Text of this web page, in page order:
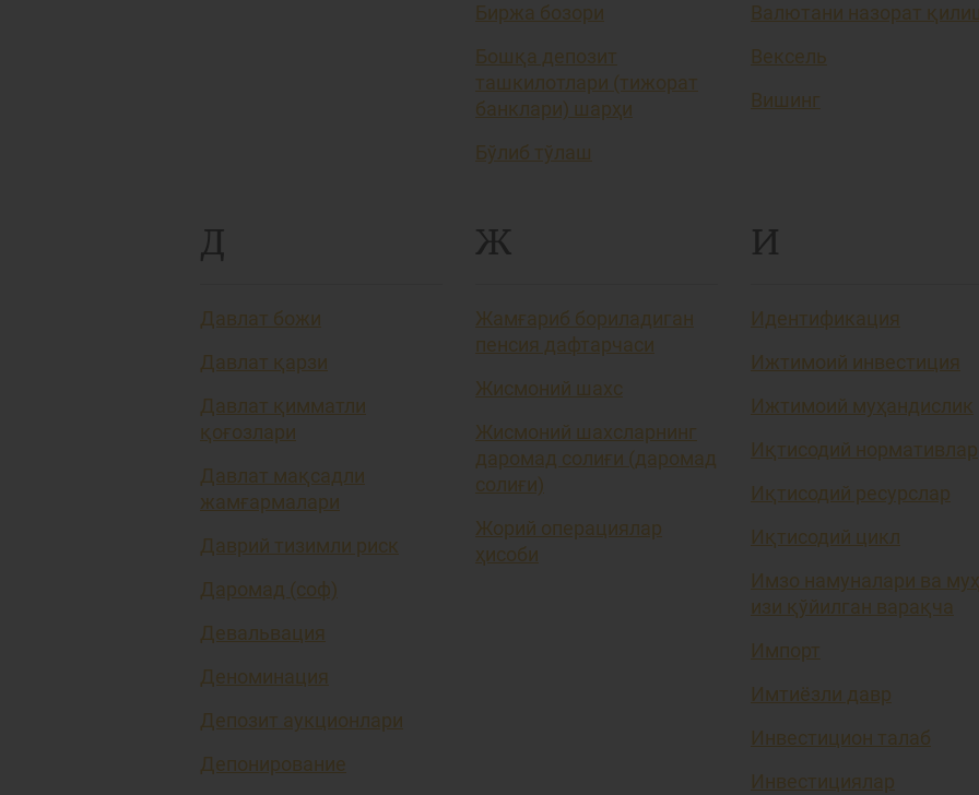
Биржа бозори
Бошқа депозит
ташкилотлари (тижорат
банклари) шарҳи
Бўлиб тўлаш
Валютани назорат
Вексель
Вишинг
Д
Давлат божи
Давлат қарзи
Давлат қимматли
қоғозлари
Давлат мақсадли
жамғармалари
Даврий тизимли риск
Даромад (соф)
Девальвация
Деноминация
Депозит аукционлари
Депонирование
Ж
Жамғариб бориладиган
пенсия дафтарчаси
Жисмоний шахс
Жисмоний шахсларнинг
даромад солиғи (даромад
солиғи)
Жорий операциялар
ҳисоби
И
Идентификация
Ижтимоий инвестиция
Ижтимоий муҳандислик
Иқтисодий нормативлар
Иқтисодий ресурслар
Иқтисодий цикл
Имзо намуналари ва
изи қўйилган варақча
Импорт
Имтиёзли давр
Инвестицион талаб
Инвестициялар